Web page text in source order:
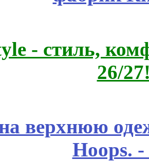
- стиль,
26/
верхнюю
Hoops.